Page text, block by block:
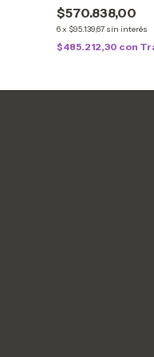
$570.838,00
6x $95.139,67 sin interés
$485.212,30 con